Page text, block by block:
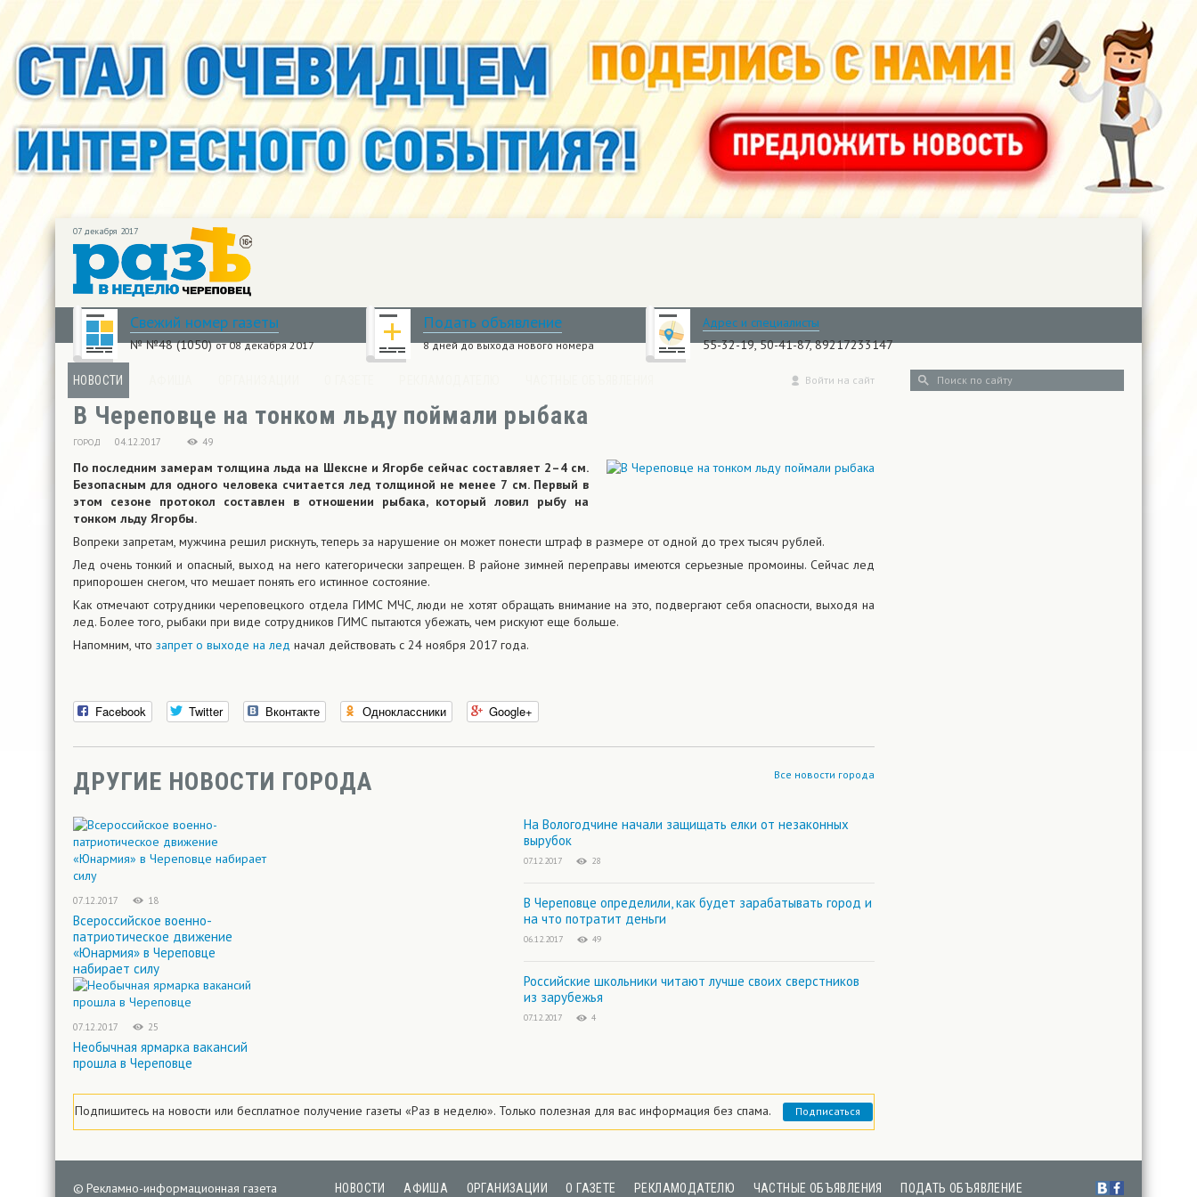
07 декабря 2017
Свежий номер газеты
№ №48 (1050)от 08 декабря 2017
Подать объявление
8 дней до выхода нового номера
Адрес и специалисты
55-32-19, 50-41-87, 89217233147
Войти на сайт
НОВОСТИ
В Череповце на тонком льду поймали рыбака
ГОРОД 04.12.2017 49
По последним замерам толщина льда на Шексне и Ягорбе сейчас составляет 2–4 см.
Безопасным для одного человека считается лед толщиной не менее 7 см. Первый в
этом сезоне протокол составлен в отношении рыбака, который ловил рыбу на
тонком льду Ягорбы.
Вопреки запретам, мужчина решил рискнуть, теперь за нарушение он может понести штраф в размере от одной до трех тысяч рублей.
Лед очень тонкий и опасный, выход на него категорически запрещен. В районе зимней переправы имеются серьезные промоины. Сейчас лед
припорошен снегом, что мешает понять его истинное состояние.
Как отмечают сотрудники череповецкого отдела ГИМС МЧС, люди не хотят обращать внимание на это, подвергают себя опасности, выходя на
лед. Более того, рыбаки при виде сотрудников ГИМС пытаются убежать, чем рискуют еще больше.
Напомним, что запрет о выходе на лед начал действовать с 24 ноября 2017 года.
Facebook Twitter Вконтакте Одноклассники Google+
Все новости города
ДРУГИЕ НОВОСТИ ГОРОДА
07.12.2017 18
Всероссийское военно-
патриотическое движение
«Юнармия» в Череповце
набирает силу
07.12.2017 25
Необычная ярмарка вакансий
прошла в Череповце
На Вологодчине начали защищать елки от незаконных
вырубок
07.12.2017 28
В Череповце определили, как будет зарабатывать город и
на что потратит деньги
06.12.2017 49
Российские школьники читают лучше своих сверстников
из зарубежья
07.12.2017 4
Подпишитесь на новости или бесплатное получение газеты «Раз в неделю». Только полезная для вас информация без спама. Подписаться
© Рекламно-информационная газета НОВОСТИ АФИША ОРГАНИЗАЦИИ О ГАЗЕТЕ РЕКЛАМОДАТЕЛЮ ЧАСТНЫЕ ОБЪЯВЛЕНИЯ ПОДАТЬ ОБЪЯВЛЕНИЕ